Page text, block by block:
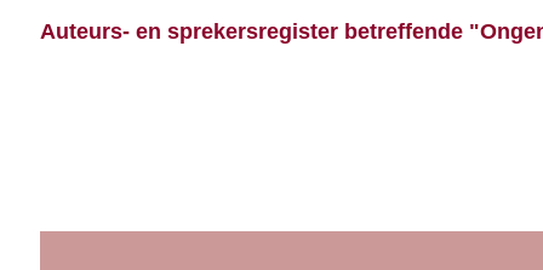
Auteurs- en sprekersregister betreffende